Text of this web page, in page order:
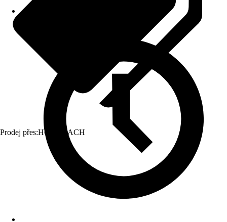
Prodej přes:HORNBACH